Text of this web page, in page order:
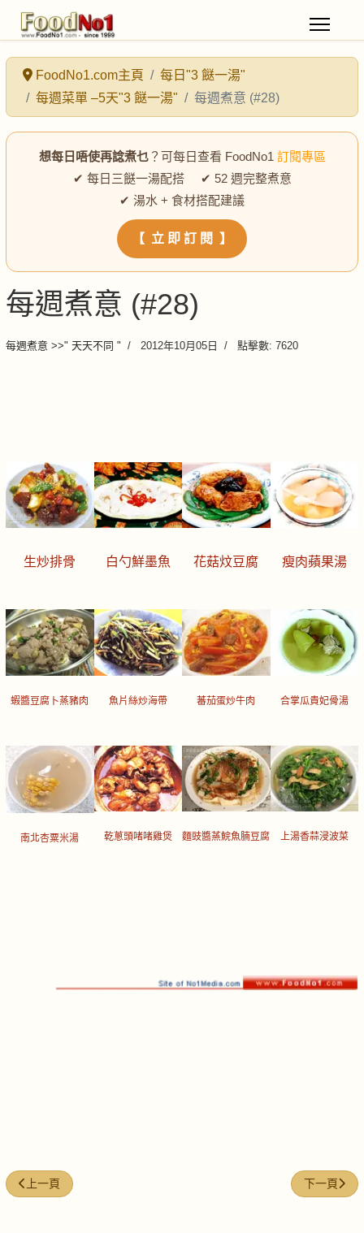
FoodNo1.com主頁
每日"3 餸一湯"
每週菜單 –5天"3 餸一湯"
每週煮意 (#28)
想每日唔使再諗煮乜？可每日查看 FoodNo1 訂閱專區
✔ 每日三餸一湯配搭 ✔ 52 週完整煮意
✔ 湯水 + 食材搭配建議
【 立 即 訂 閱 】
每週煮意 (#28)
每週煮意 >>" 天天不同 " 2012年10月05日 點擊數: 7620
生炒排骨 白勺鮮墨魚 花菇炆豆腐 瘦肉蘋果湯
蝦醬豆腐卜蒸豬肉 魚片絲炒海帶 蕃茄蛋炒牛肉 合掌瓜貴妃骨湯
南北杏粟米湯 乾蔥頭啫啫雞煲 麵豉醬蒸鯇魚腩豆腐 上湯香蒜浸波菜
上一篇文章: 每週煮意 (#29)
上一頁 下一篇文
下一頁